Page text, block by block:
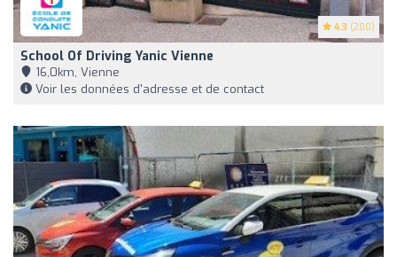
4.3 (200)
School Of Driving Yanic Vienne
16,0km, Vienne
Voir les données d'adresse et de contact